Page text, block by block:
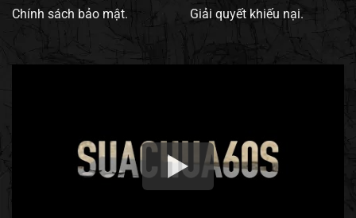
Chính sách bảo mật. Giải quyết khiếu nại.